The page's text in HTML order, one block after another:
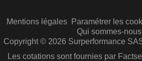
Mentions légales Paramétrer les
Qui sommes-
Copyright © 2026 Surperformance
Les cotations sont fournies par